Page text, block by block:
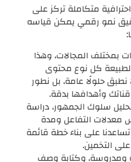
متكاملة تركز على
نمو رقمي يمكن قياسه
بمختلف المجالات، وهذا
لطبيعة كل نوع محتوى
حلولًا عامة، بل نطور
وأهدافها بدقة.
سلوك الجمهور، دراسة
معدلات التفاعل ومدة
على بناء خطة قائمة
التخمين.
ومدروسة، وكتابة وصف